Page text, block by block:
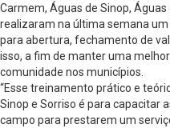
Carmem, Águas de Sinop,
realizaram na última semana
para abertura, fechamento de
isso, a fim de manter uma
comunidade nos municípios.
“Esse treinamento prático e
Sinop e Sorriso é para capacitar
campo para prestarem um